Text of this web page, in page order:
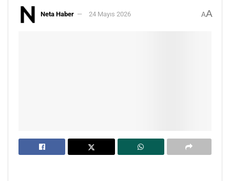
Neta Haber 24 Mayıs 2026 AA